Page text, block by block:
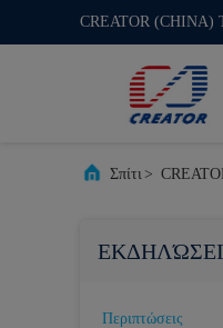
CREATOR (CHINA)
Σπίτι >
Περιπτώσεις